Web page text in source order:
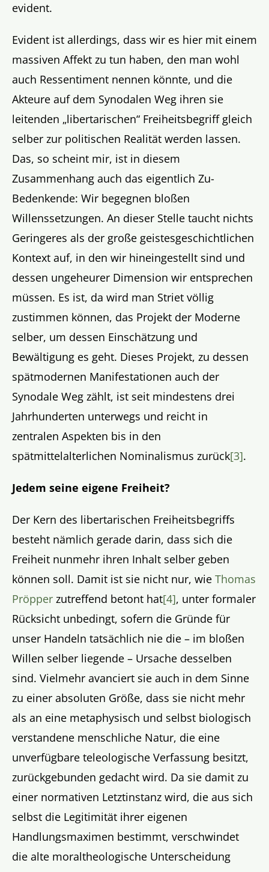
evident.
Evident ist allerdings, dass wir es hier mit einem
massiven Affekt zu tun haben, den man wohl
auch Ressentiment nennen könnte, und die
Akteure auf dem Synodalen Weg ihren sie
leitenden „libertarischen“ Freiheitsbegriff gleich
selber zur politischen Realität werden lassen.
Das, so scheint mir, ist in diesem
Zusammenhang auch das eigentlich Zu-
Bedenkende: Wir begegnen bloßen
Willenssetzungen. An dieser Stelle taucht nichts
Geringeres als der große geistesgeschichtlichen
Kontext auf, in den wir hineingestellt sind und
dessen ungeheurer Dimension wir entsprechen
müssen. Es ist, da wird man Striet völlig
zustimmen können, das Projekt der Moderne
selber, um dessen Einschätzung und
Bewältigung es geht. Dieses Projekt, zu dessen
spätmodernen Manifestationen auch der
Synodale Weg zählt, ist seit mindestens drei
Jahrhunderten unterwegs und reicht in
zentralen Aspekten bis in den
spätmittelalterlichen Nominalismus zurück[3].
Jedem seine eigene Freiheit?
Der Kern des libertarischen Freiheitsbegriffs
besteht nämlich gerade darin, dass sich die
Freiheit nunmehr ihren Inhalt selber geben
können soll. Damit ist sie nicht nur, wie Thomas
Pröpper zutreffend betont hat[4], unter formaler
Rücksicht unbedingt, sofern die Gründe für
unser Handeln tatsächlich nie die – im bloßen
Willen selber liegende – Ursache desselben
sind. Vielmehr avanciert sie auch in dem Sinne
zu einer absoluten Größe, dass sie nicht mehr
als an eine metaphysisch und selbst biologisch
verstandene menschliche Natur, die eine
unverfügbare teleologische Verfassung besitzt,
zurückgebunden gedacht wird. Da sie damit zu
einer normativen Letztinstanz wird, die aus sich
selbst die Legitimität ihrer eigenen
Handlungsmaximen bestimmt, verschwindet
die alte moraltheologische Unterscheidung